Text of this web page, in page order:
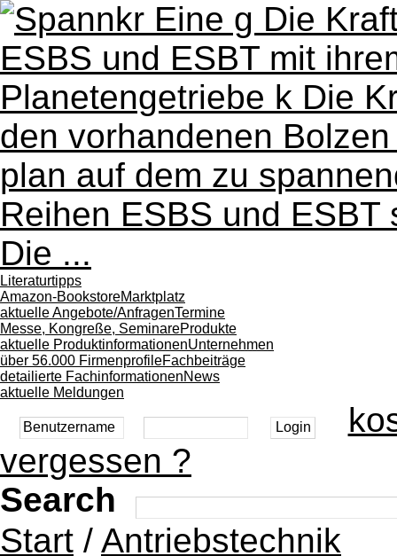
Literaturtipps
Amazon-BookstoreMarktplatz
aktuelle Angebote/AnfragenTermine
Messe, Kongreße, SeminareProdukte
aktuelle ProduktinformationenUnternehmen
über 56.000 FirmenprofileFachbeiträge
detailierte FachinformationenNews
aktuelle Meldungen
vergessen ?
Search
Start / Antriebstechnik